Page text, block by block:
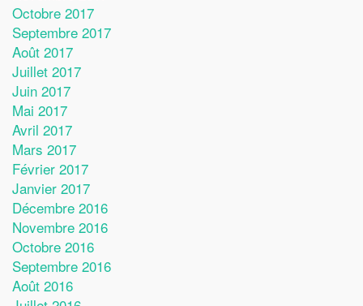
Octobre 2017
Septembre 2017
Août 2017
Juillet 2017
Juin 2017
Mai 2017
Avril 2017
Mars 2017
Février 2017
Janvier 2017
Décembre 2016
Novembre 2016
Octobre 2016
Septembre 2016
Août 2016